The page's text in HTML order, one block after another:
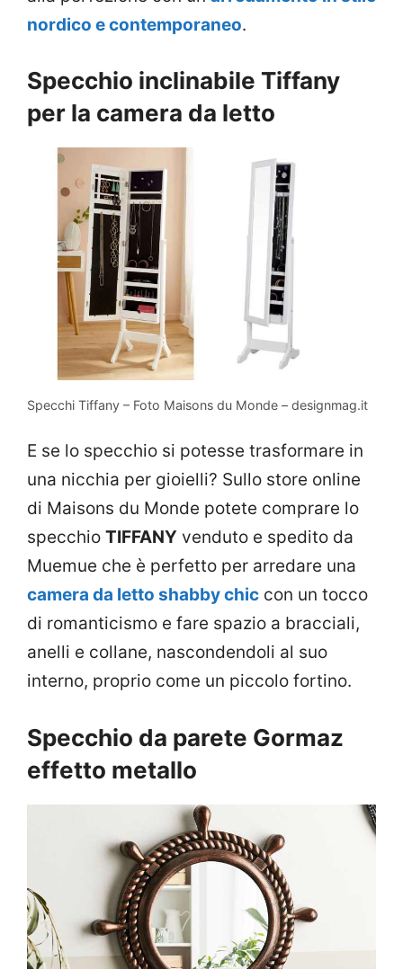
nordico e contemporaneo.
Specchio inclinabile Tiffany
per la camera da letto
Specchi Tiffany – Foto Maisons du Monde – designmag.it
E se lo specchio si potesse trasformare in
una nicchia per gioielli? Sullo store online
di Maisons du Monde potete comprare lo
specchio TIFFANY venduto e spedito da
Muemue che è perfetto per arredare una
camera da letto shabby chic con un tocco
di romanticismo e fare spazio a bracciali,
anelli e collane, nascondendoli al suo
interno, proprio come un piccolo fortino.
Specchio da parete Gormaz
effetto metallo